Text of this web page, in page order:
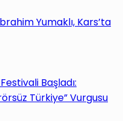
Yumaklı, Kars’ta
Başladı:
Türkiye” Vurgusu